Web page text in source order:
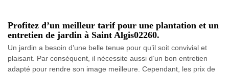
Profitez d’un meilleur tarif pour une plantation et un
entretien de jardin à Saint Algis02260.
Un jardin a besoin d’une belle tenue pour qu’il soit convivial et
plaisant. Par conséquent, il nécessite aussi d’un bon entretien
adapté pour rendre son image meilleure. Cependant, les prix de